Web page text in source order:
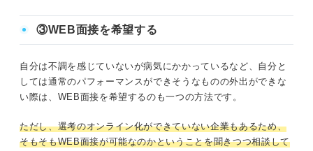
③WEB面接を希望する
自分は不調を感じていないが病気にかかっているなど、自分と
しては通常のパフォーマンスができそうなものの外出ができな
い際は、WEB面接を希望するのも一つの方法です。
ただし、選考のオンライン化ができていない企業もあるため、
そもそもWEB面接が可能なのかということを聞きつつ相談して